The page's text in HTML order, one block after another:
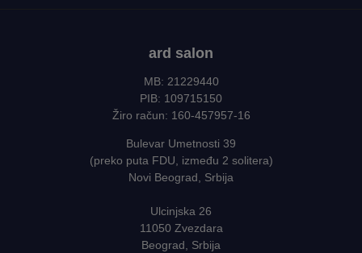
ard salon
MB: 21229440
PIB: 109715150
Žiro račun: 160-457957-16
Bulevar Umetnosti 39
(preko puta FDU, između 2 solitera)
Novi Beograd, Srbija
Ulcinjska 26
11050 Zvezdara
Beograd, Srbija